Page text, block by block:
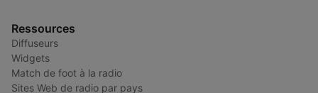
Ressources
Diffuseurs
Widgets
Match de foot à la radio
Sites Web de radio par pays